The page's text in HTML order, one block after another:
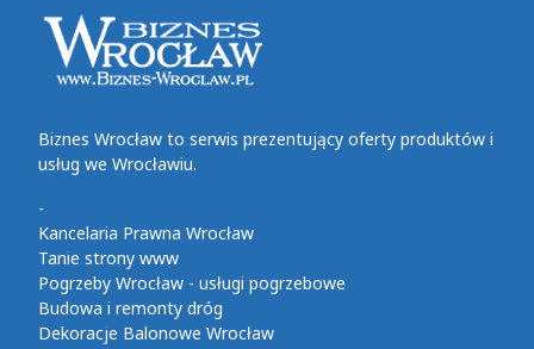
Biznes Wrocław to serwis prezentujący oferty produktów i
usług we Wrocławiu.
-
Kancelaria Prawna Wrocław
Tanie strony www
Pogrzeby Wrocław - usługi pogrzebowe
Budowa i remonty dróg
Dekoracje Balonowe Wrocław